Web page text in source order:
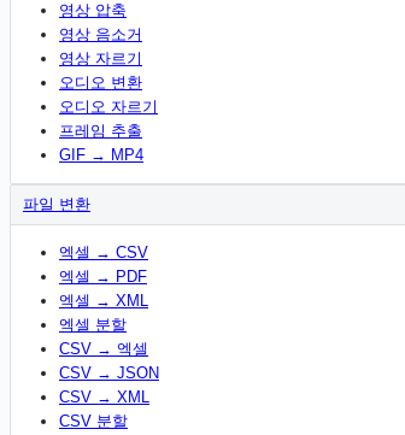
영상 압축
영상 음소거
영상 자르기
오디오 변환
오디오 자르기
프레임 추출
GIF → MP4
파일 변환
엑셀 → CSV
엑셀 → PDF
엑셀 → XML
엑셀 분할
CSV → 엑셀
CSV → JSON
CSV → XML
CSV 분할